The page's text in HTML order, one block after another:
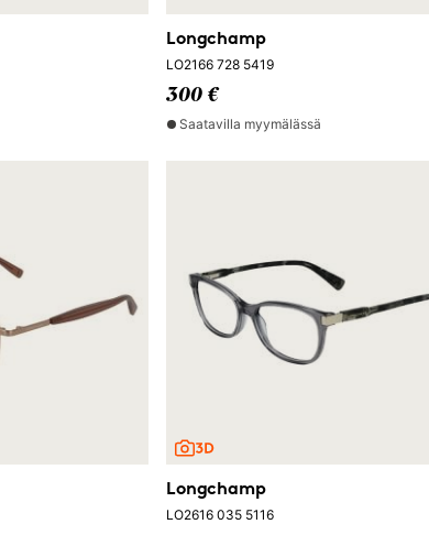
Longchamp
LO2166 728 5419
300 €
Saatavilla myymälässä
Longchamp
LO2616 035 5116